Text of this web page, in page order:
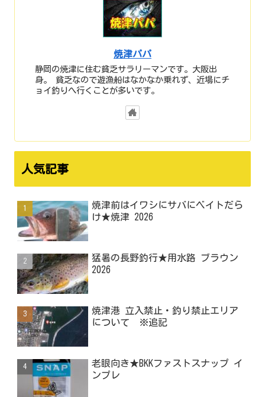
焼津パパ
静岡の焼津に住む貧乏サラリーマンです。大阪出
身。 貧乏なので遊漁船はなかなか乗れず、近場にチ
ョイ釣りへ行くことが多いです。
人気記事
焼津前はイワシにサバにベイトだら
け★焼津 2026
猛暑の長野釣行★用水路 ブラウン
2026
焼津港 立入禁止・釣り禁止エリア
について ※追記
老眼向き★BKKファストスナップ イ
ンプレ